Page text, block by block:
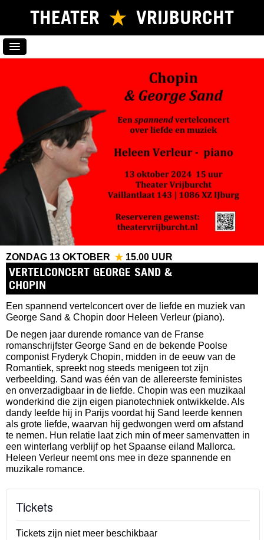
THEATER VRIJBURCHT
PROGRAMMA
NIEUWSBRIEF
KAARTVERKOOP
VERHUUR
LOCATIE
ZONDAG 13 OKTOBER
15.00 UUR
VERTELCONCERT GEORGE SAND &
CHOPIN
Een spannend vertelconcert over de liefde en muziek van
George Sand & Chopin door Heleen Verleur (piano).
De negen jaar durende romance van de Franse
romanschrijfster George Sand en de bekende Poolse
componist Fryderyk Chopin, midden in de eeuw van de
Romantiek, spreekt nog steeds menigeen tot zijn
verbeelding. Sand was één van de allereerste feministes
en onverzadigbaar in de liefde. Chopin was een muzikaal
wonderkind die zijn eigen pianotechniek ontwikkelde. Als
dandy leefde hij in Parijs voordat hij Sand leerde kennen
als grote liefde, waarvan hij gedwongen werd om afstand
te nemen. Hun relatie laat zich min of meer samenvatten in
een winterlang verblijf op het Spaanse eiland Mallorca.
Heleen Verleur neemt ons mee in deze spannende en
muzikale romance.
Tickets
Tickets zijn niet meer beschikbaar